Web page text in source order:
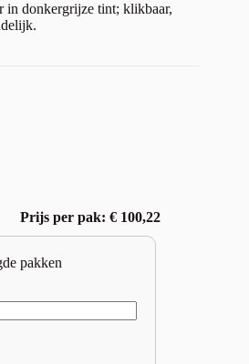
in donkergrijze tint; klikbaar,
Prijs per pak: € 100,22
pakken